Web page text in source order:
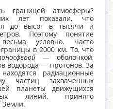
границей атмосферы?
лет показали, что
до высот в тысячи и
Поэтому понятие
условно. Часто
в 2000 км. То, что
— оболочкой,
водорода — протонов. За
радиационные
частиц захваченных
планеты движущихся
линий, принято
Земли.